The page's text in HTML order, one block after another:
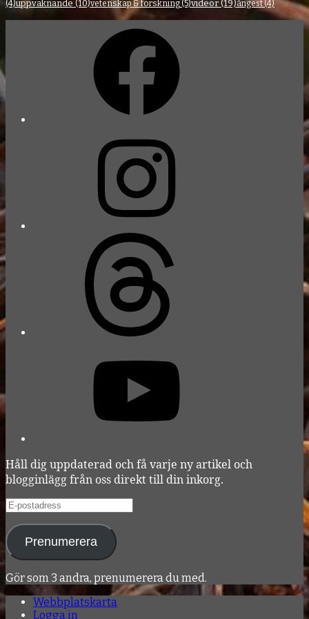
(4)uppvaknande (10)vetenskap & forskning (5)videor(19)ångest(4)
Håll dig uppdaterad och få varje ny artikel och
blogginlägg från oss direkt till din inkorg.
E-
postadress
Prenumerera
Gör som 3 andra, prenumerera du med.
Webbplatskarta
Logga in